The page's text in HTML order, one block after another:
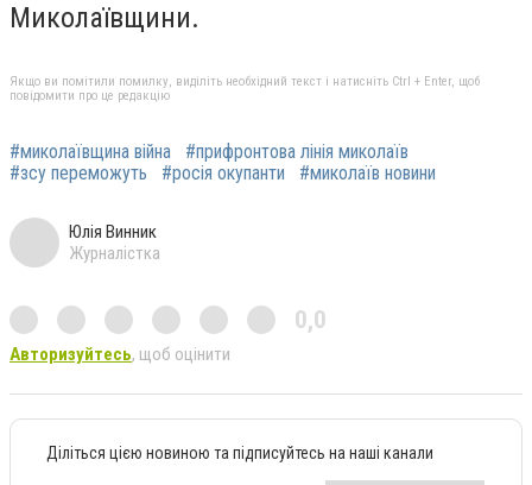
Миколаївщини.
Якщо ви помітили помилку, виділіть необхідний текст і натисніть Ctrl + Enter, щоб
повідомити про це редакцію
#миколаївщина війна
#прифронтова лінія миколаїв
#зсу переможуть
#росія окупанти #миколаїв новини
Юлія Винник
Журналістка
0,0
Авторизуйтесь, щоб оцінити
Діліться цією новиною та підписуйтесь на наші канали